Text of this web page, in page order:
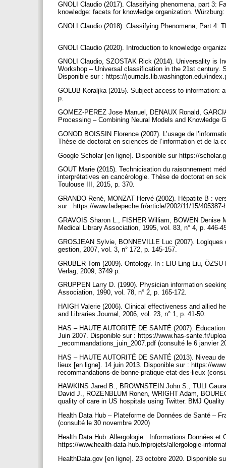
GNOLI Claudio (2017). Classifying phenomena, part 3:
knowledge: facets for knowledge organization.
GNOLI Claudio (2018). Classifying Phenomena, Part 4:
GNOLI Claudio (2020). Introduction to knowledge
GNOLI Claudio, SZOSTAK Rick (2014). Universality is
Workshop – Universal classification in the 21st century.
Disponible sur : https://journals.lib.washington.edu/
GOLUB Koraljka (2015). Subject access to information:
p.
GOMEZ-PEREZ Jose Manuel, DENAUX Ronald,
Processing – Combining Neural Models and Knowledge
GONOD BOISSIN Florence (2007). L’usage de
Thèse de doctorat en sciences de l’information et de la
Google Scholar [en ligne]. Disponible sur https://
GOUT Marie (2015). Technicisation du raisonnement
interprétatives en cancérologie. Thèse de doctorat en
Toulouse III, 2015, p. 370.
GRANDO René, MONZAT Hervé (2002). Hépatite B :
sur : https://www.ladepeche.fr/article/2002/11/15/
GRAVOIS Sharon L., FISHER William, BOWEN
Medical Library Association, 1995, vol. 83, n° 4, p. 446-
GROSJEAN Sylvie, BONNEVILLE Luc (2007).
gestion, 2007, vol. 3, n° 172, p. 145-157.
GRUBER Tom (2009). Ontology. In : LIU Ling Liu,
Verlag, 2009, 3749 p.
GRUPPEN Larry D. (1990). Physician information
Association, 1990, vol. 78, n° 2, p. 165-172.
HAIGH Valerie (2006). Clinical effectiveness and allied
and Libraries Journal, 2006, vol. 23, n° 1, p. 41-50.
HAS – HAUTE AUTORITÉ DE SANTÉ (2007).
Juin 2007. Disponible sur : https://www.has-sante.fr/
_recommandations_juin_2007.pdf (consulté le 6 janvier
HAS – HAUTE AUTORITÉ DE SANTÉ (2013). Niveau
lieux [en ligne]. 14 juin 2013. Disponible sur : https://
recommandations-de-bonne-pratique-etat-des-lieux
HAWKINS Jared B., BROWNSTEIN John S., TULI
David J., ROZENBLUM Ronen, WRIGHT Adam,
quality of care in US hospitals using Twitter. BMJ
Health Data Hub – Plateforme de Données de Santé –
(consulté le 30 novembre 2020)
Health Data Hub. Allergologie : Informations Données
https://www.health-data-hub.fr/projets/allergologie-
HealthData.gov [en ligne]. 23 octobre 2020. Disponible